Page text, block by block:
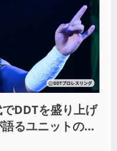
でDDTを盛り上げ
るユニットの絆
き野望